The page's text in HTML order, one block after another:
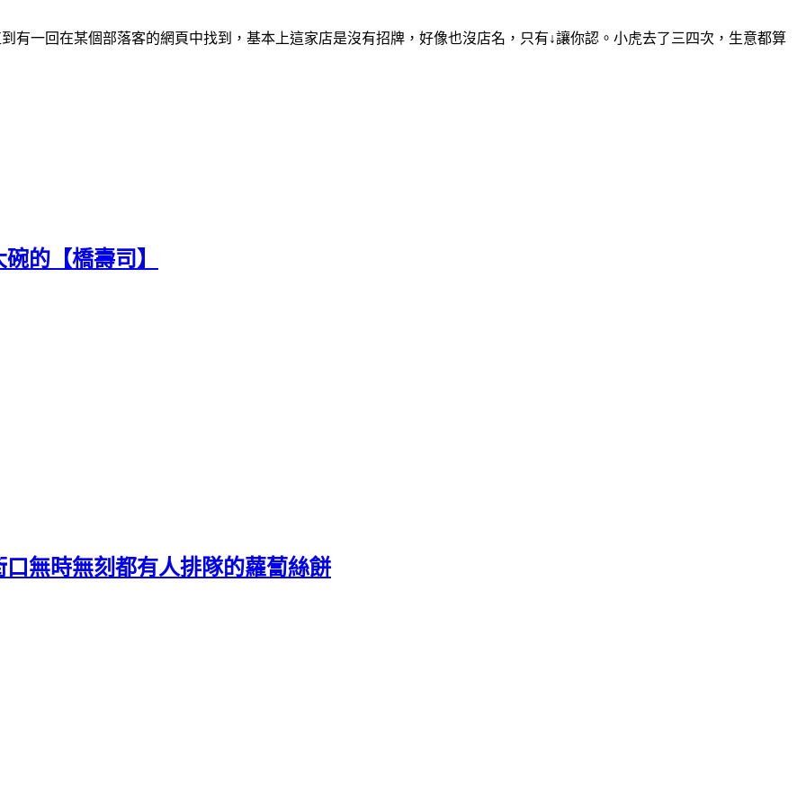
有一回在某個部落客的網頁中找到，基本上這家店是沒有招牌，好像也沒店名，只有↓讓你認。小虎去了三四次，生意都算
的【橋壽司】
無時無刻都有人排隊的蘿蔔絲餅